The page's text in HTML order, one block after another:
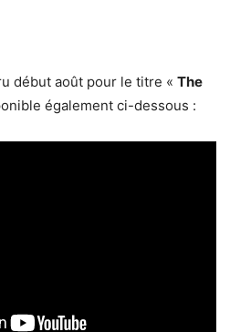
début août pour le titre « The
également ci-dessous :